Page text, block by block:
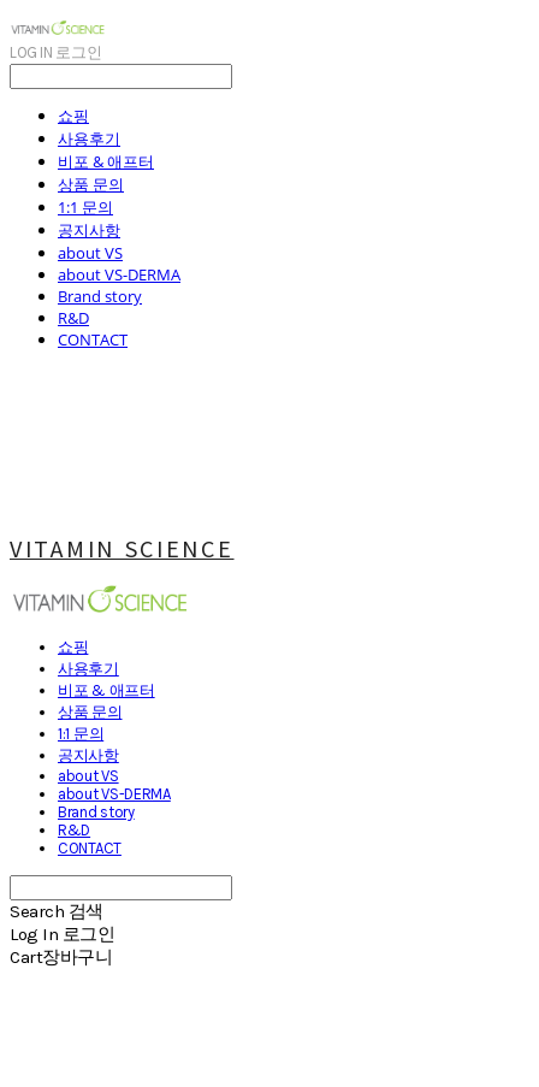
LOG IN 로그인
쇼핑
사용후기
비포 & 애프터
상품 문의
1:1 문의
공지사항
about VS
about VS-DERMA
Brand story
R&D
CONTACT
VITAMIN SCIENCE
쇼핑
사용후기
비포 & 애프터
상품 문의
1:1 문의
공지사항
about VS
about VS-DERMA
Brand story
R&D
CONTACT
Search 검색
Log In 로그인
Cart장바구니